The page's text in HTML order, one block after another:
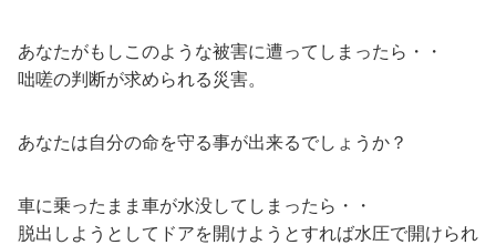
あなたがもしこのような被害に遭ってしまったら・・
咄嗟の判断が求められる災害。
あなたは自分の命を守る事が出来るでしょうか？
車に乗ったまま車が水没してしまったら・・
脱出しようとしてドアを開けようとすれば水圧で開けられ